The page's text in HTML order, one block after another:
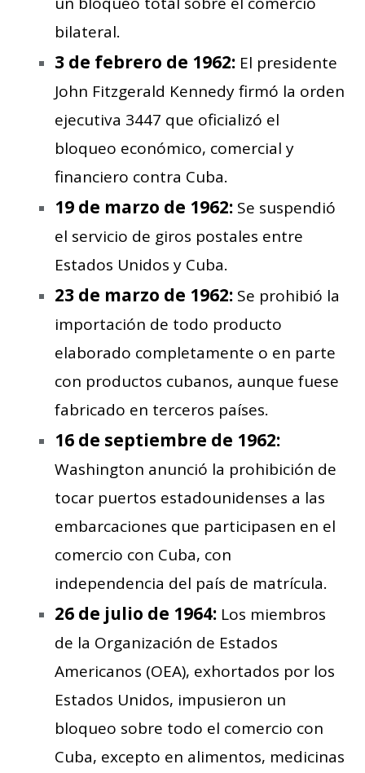
bilateral.
3 de febrero de 1962: El presidente
John Fitzgerald Kennedy firmó la orden
ejecutiva 3447 que oficializó el
bloqueo económico, comercial y
financiero contra Cuba.
19 de marzo de 1962: Se suspendió
el servicio de giros postales entre
Estados Unidos y Cuba.
23 de marzo de 1962: Se prohibió la
importación de todo producto
elaborado completamente o en parte
con productos cubanos, aunque fuese
fabricado en terceros países.
16 de septiembre de 1962:
Washington anunció la prohibición de
tocar puertos estadounidenses a las
embarcaciones que participasen en el
comercio con Cuba, con
independencia del país de matrícula.
26 de julio de 1964: Los miembros
de la Organización de Estados
Americanos (OEA), exhortados por los
Estados Unidos, impusieron un
bloqueo sobre todo el comercio con
Cuba, excepto en alimentos, medicinas